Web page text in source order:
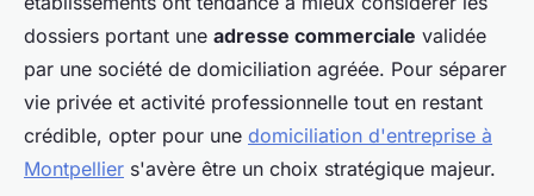
dossiers portant une adresse commerciale validée
par une société de domiciliation agréée. Pour séparer
vie privée et activité professionnelle tout en restant
crédible, opter pour une domiciliation d'entreprise à
Montpellier s'avère être un choix stratégique majeur.